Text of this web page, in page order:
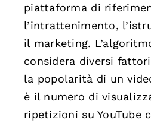
piattaforma di
l’intrattenimento,
il marketing.
considera diversi
la popolarità di un
è il numero di
ripetizioni su YouTube